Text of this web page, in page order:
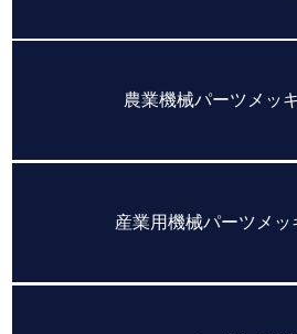
農業機械パーツメッ
産業用機械パーツメッ